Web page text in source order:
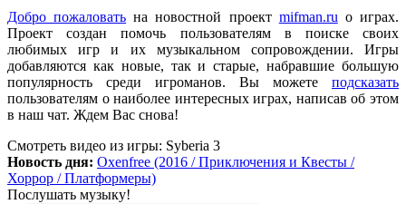
Игра обновлена
lexafrog:
Обновите, пожалуйста, игру Garry's Mod. Много
обнов вышло, а на сайте старенькая...
cord: Grisha,
Да, есть такая и даже с дополнительной модификацией
StarCraft Cartooned (мультяшки).
Вот она:StarCraft Remastered
Добро пожаловать на новостной проект mifman.ru о играх.
Проект создан помочь пользователям в поиске своих
любимых игр и их музыкальном сопровождении. Игры
добавляются как новые, так и старые, набравшие большую
популярность среди игроманов. Вы можете подсказать
пользователям о наиболее интересных играх, написав об этом
в наш чат. Ждем Вас снова!
Смотреть видео из игры: Syberia 3
Новость дня: Oxenfree (2016 / Приключения и Квесты /
Хоррор / Платформеры)
Послушать музыку!